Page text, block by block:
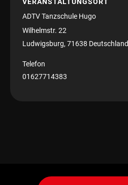
ADTV Tanzschule Hugo
Wilhelmstr. 22
Ludwigsburg, 71638 Deutschland
Telefon
01627714383